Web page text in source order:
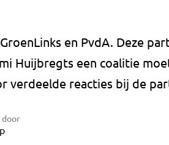
en PvdA. Deze
Huijbregts een coalitie
verdeelde reacties bij de
door